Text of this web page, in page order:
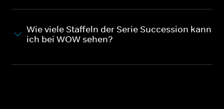
Wie viele Staffeln der Serie Succession kann
ich bei WOW sehen?